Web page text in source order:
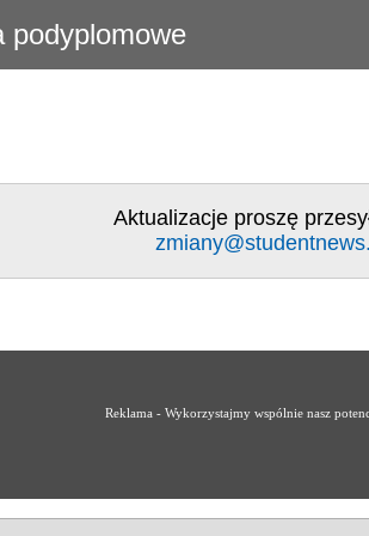
podyplomowe
Aktualizacje proszę
Reklama - Wykorzystajmy wspólnie nasz